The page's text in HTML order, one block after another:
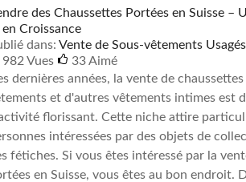
des Chaussettes Portées en Suisse –
Croissance
dans: Vente de Sous-vêtements Usagés
982 Vues
33Aimé
dernières années, la vente de
et d'autres vêtements intimes est
florissant. Cette niche attire
intéressées par des objets de
fétiches. Si vous êtes intéressé par la
en Suisse, vous êtes au bon endroit.